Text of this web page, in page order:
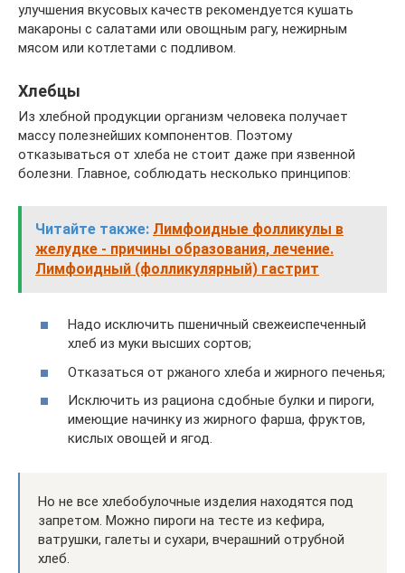
улучшения вкусовых качеств рекомендуется кушать
макароны с салатами или овощным рагу, нежирным
мясом или котлетами с подливом.
Хлебцы
Из хлебной продукции организм человека получает
массу полезнейших компонентов. Поэтому
отказываться от хлеба не стоит даже при язвенной
болезни. Главное, соблюдать несколько принципов:
Читайте также: Лимфоидные фолликулы в
желудке - причины образования, лечение.
Лимфоидный (фолликулярный) гастрит
Надо исключить пшеничный свежеиспеченный
хлеб из муки высших сортов;
Отказаться от ржаного хлеба и жирного печенья;
Исключить из рациона сдобные булки и пироги,
имеющие начинку из жирного фарша, фруктов,
кислых овощей и ягод.
Но не все хлебобулочные изделия находятся под
запретом. Можно пироги на тесте из кефира,
ватрушки, галеты и сухари, вчерашний отрубной
хлеб.